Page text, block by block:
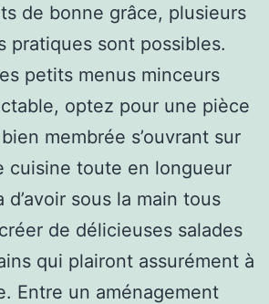
de bonne grâce, plusieurs
pratiques sont possibles.
petits menus minceurs
optez pour une pièce
membrée s’ouvrant sur
cuisine toute en longueur
sous la main tous
de délicieuses salades
qui plairont assurément à
Entre un aménagement